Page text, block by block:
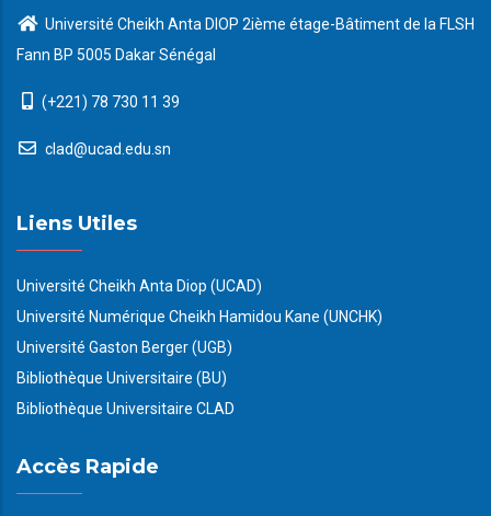
Université Cheikh Anta DIOP 2ième étage-Bâtiment de la FLSH
Fann BP 5005 Dakar Sénégal
(+221) 78 730 11 39
clad@ucad.edu.sn
Liens Utiles
Université Cheikh Anta Diop (UCAD)
Université Numérique Cheikh Hamidou Kane (UNCHK)
Université Gaston Berger (UGB)
Bibliothèque Universitaire (BU)
Bibliothèque Universitaire CLAD
Accès Rapide